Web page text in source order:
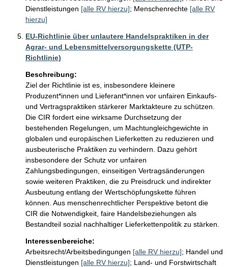
Dienstleistungen [alle RV hierzu]; Menschenrechte [alle RV
hierzu]
EU-Richtlinie über unlautere Handelspraktiken in der
Agrar- und Lebensmittelversorgungskette (UTP-
Richtlinie)
Beschreibung:
Ziel der Richtlinie ist es, insbesondere kleinere
Produzent*innen und Lieferant*innen vor unfairen Einkaufs-
und Vertragspraktiken stärkerer Marktakteure zu schützen.
Die CIR fordert eine wirksame Durchsetzung der
bestehenden Regelungen, um Machtungleichgewichte in
globalen und europäischen Lieferketten zu reduzieren und
ausbeuterische Praktiken zu verhindern. Dazu gehört
insbesondere der Schutz vor unfairen
Zahlungsbedingungen, einseitigen Vertragsänderungen
sowie weiteren Praktiken, die zu Preisdruck und indirekter
Ausbeutung entlang der Wertschöpfungskette führen
können. Aus menschenrechtlicher Perspektive betont die
CIR die Notwendigkeit, faire Handelsbeziehungen als
Bestandteil sozial nachhaltiger Lieferkettenpolitik zu stärken.
Interessenbereiche:
Arbeitsrecht/Arbeitsbedingungen [alle RV hierzu]; Handel und
Dienstleistungen [alle RV hierzu]; Land- und Forstwirtschaft